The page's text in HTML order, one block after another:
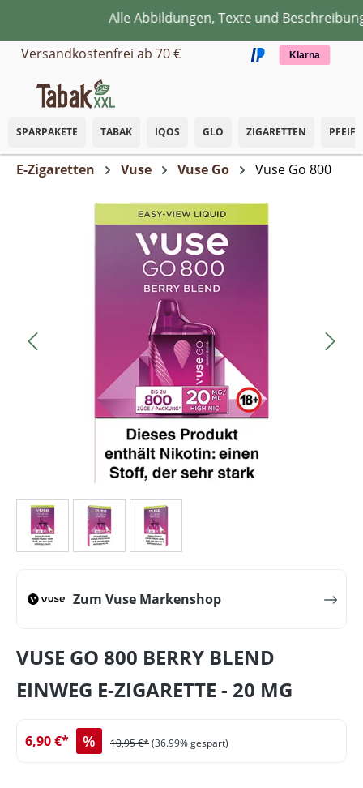
Zum Hauptinhalt springenAlle Abbildungen, Texte und
Versandkostenfrei ab 70 €
Klarna
SPARPAKETE TABAK IQOS GLO ZIGARETTEN
E-Zigaretten Vuse Vuse Go Vuse Go 800
Zum Vuse Markenshop
VUSE GO 800 BERRY BLEND
EINWEG E-ZIGARETTE - 20 MG
6,90 €* % 10,95 €*(36.99% gespart)